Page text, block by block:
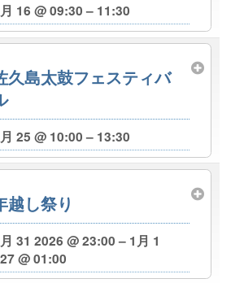
16 @ 09:30 – 11:30
久島太鼓フェスティバ
25 @ 10:00 – 13:30
越し祭り
31 2026 @ 23:00 – 1月 1
@ 01:00